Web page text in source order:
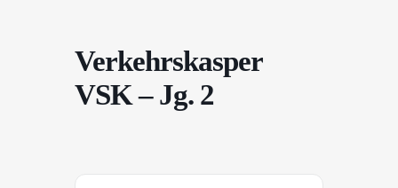
Verkehrskasper
VSK – Jg. 2